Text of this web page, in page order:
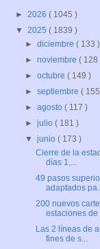
► 2026 ( 1045 )
▼ 2025 ( 1839 )
►diciembre( 133 )
►noviembre( 128
►octubre( 149 )
►septiembre(
►agosto( 117 )
►julio( 181 )
▼junio( 173 )
Cierre de la
días 1,...
49 pasos
adaptados
200 nuevos
estaciones de
Las 2 líneas de
fines de s...